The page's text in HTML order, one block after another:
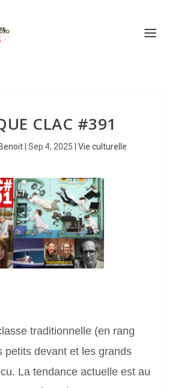
CLAC #391
Benoit Sep 4, 2025 Vie culturelle
traditionnelle (en rang
petits devant et les grands
La tendance actuelle est au